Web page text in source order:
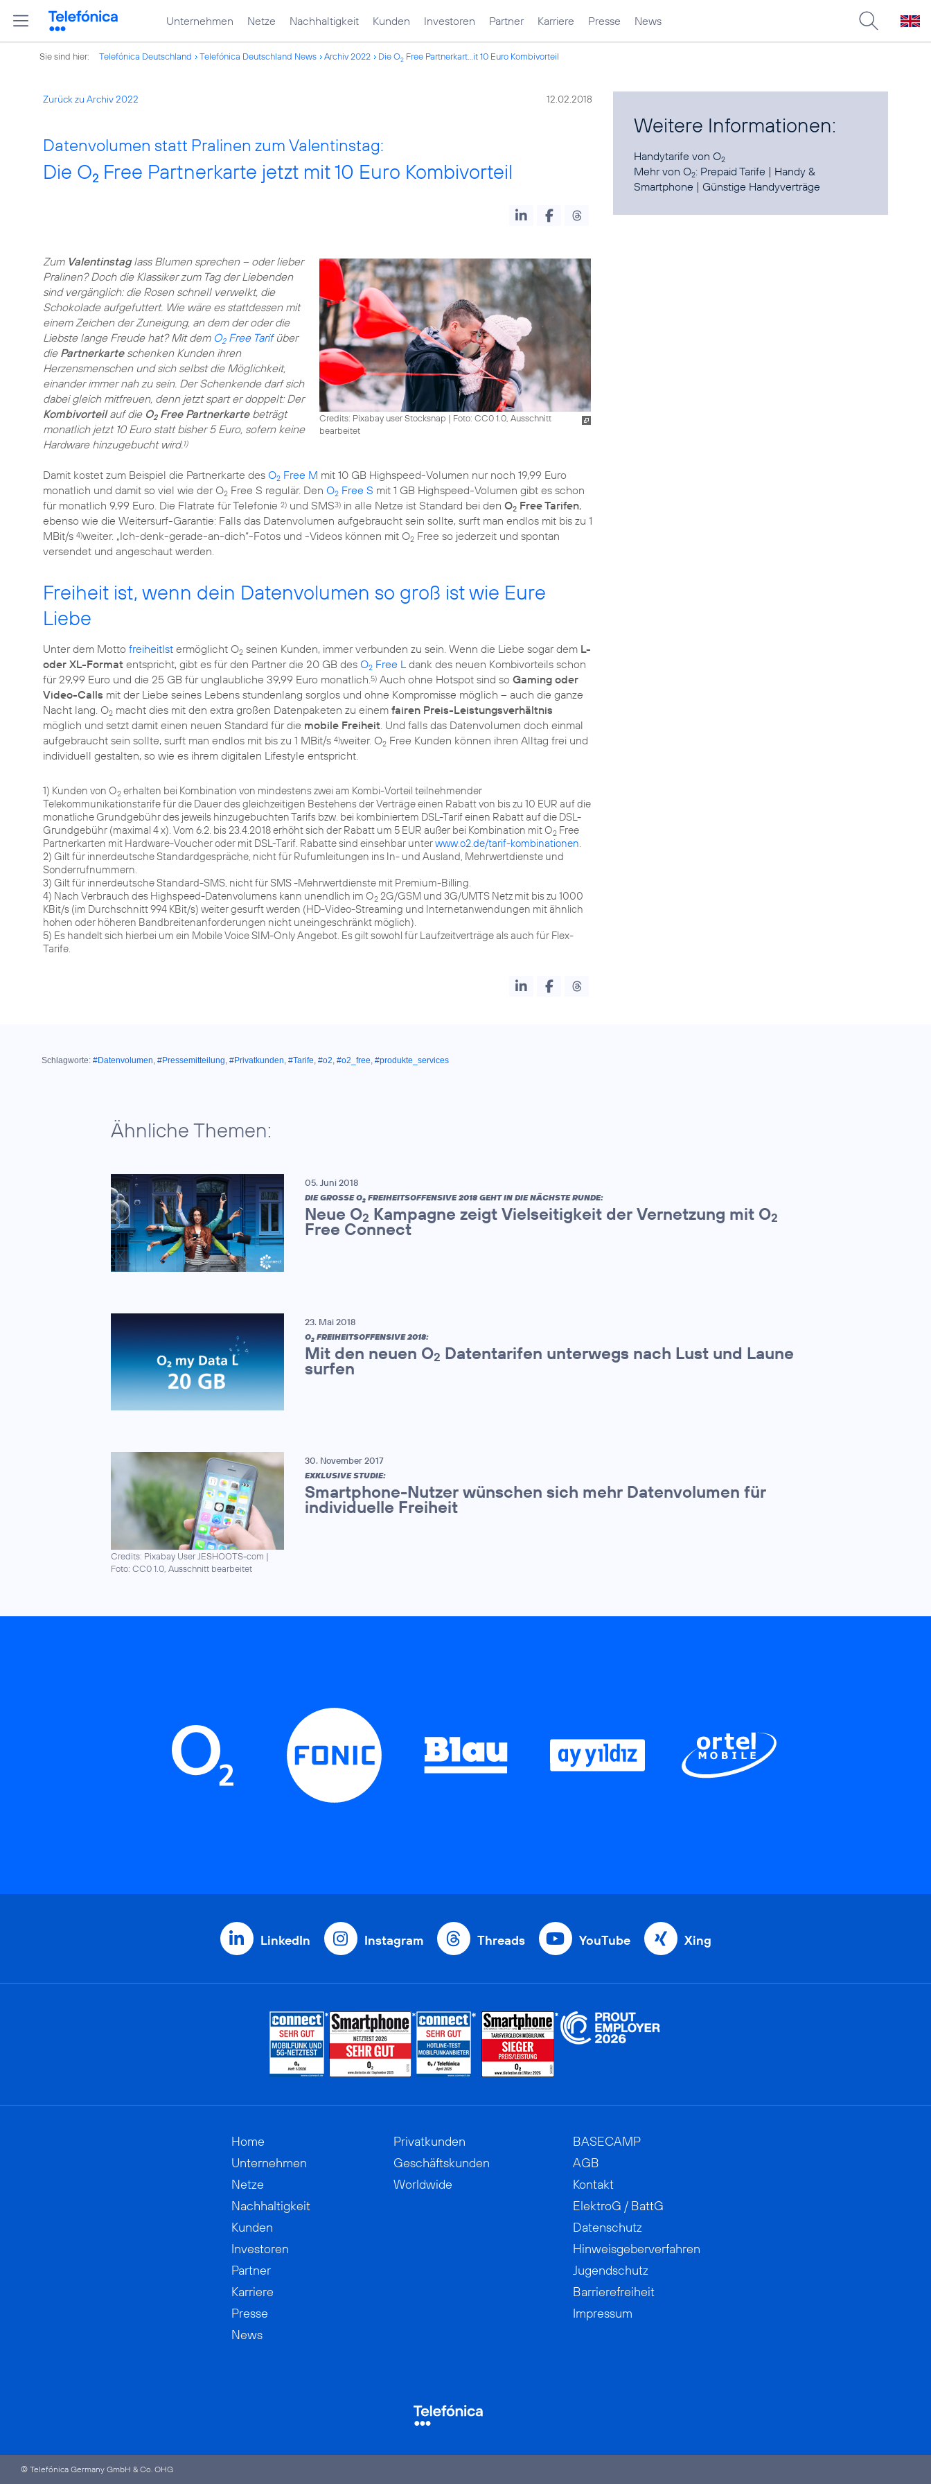
Unternehmen Netze Nachhaltigkeit Kunden Investoren Partner Karriere Presse News
Sie sind hier: Telefónica Deutschland Telefónica Deutschland News Archiv 2022 Die O2 Free Partnerkart...it 10 Euro Kombivorteil
Zurück zu Archiv 2022 12.02.2018
Datenvolumen statt Pralinen zum Valentinstag:
Die O2 Free Partnerkarte jetzt mit 10 Euro Kombivorteil
Credits: Pixabay user Stocksnap | Foto: CC0 1.0, Ausschnitt
bearbeitet
Zum Valentinstaglass Blumen sprechen – oder lieber
Pralinen? Doch die Klassiker zum Tag der Liebenden
sind vergänglich: die Rosen schnell verwelkt, die
Schokolade aufgefuttert. Wie wäre es stattdessen mit
einem Zeichen der Zuneigung, an dem der oder die
Liebste lange Freude hat? Mit dem O2Free Tarifüber
die Partnerkarteschenken Kunden ihren
Herzensmenschen und sich selbst die Möglichkeit,
einander immer nah zu sein. Der Schenkende darf sich
dabei gleich mitfreuen, denn jetzt spart er doppelt: Der
Kombivorteilauf dieO2Free Partnerkartebeträgt
monatlich jetzt 10 Euro statt bisher 5 Euro, sofern keine
Hardware hinzugebucht wird.1)
Damit kostet zum Beispiel die Partnerkarte des O2 Free M mit 10 GB Highspeed-Volumen nur noch 19,99 Euro
monatlich und damit so viel wie der O2 Free S regulär. Den O2 Free S mit 1 GB Highspeed-Volumen gibt es schon
für monatlich 9,99 Euro. Die Flatrate für Telefonie 2) und SMS3) in alle Netze ist Standard bei den O2 Free Tarifen,
ebenso wie die Weitersurf-Garantie: Falls das Datenvolumen aufgebraucht sein sollte, surft man endlos mit bis zu 1
MBit/s 4)weiter. „Ich-denk-gerade-an-dich“-Fotos und -Videos können mit O2 Free so jederzeit und spontan
versendet und angeschaut werden.
Freiheit ist, wenn dein Datenvolumen so groß ist wie Eure
Liebe
Unter dem Motto freiheitIst ermöglicht O2 seinen Kunden, immer verbunden zu sein. Wenn die Liebe sogar dem L-
oder XL-Format entspricht, gibt es für den Partner die 20 GB des O2 Free Ldank des neuen Kombivorteils schon
für 29,99 Euro und die 25 GB für unglaubliche 39,99 Euro monatlich.5) Auch ohne Hotspot sind so Gaming oder
Video-Calls mit der Liebe seines Lebens stundenlang sorglos und ohne Kompromisse möglich – auch die ganze
Nacht lang. O2 macht dies mit den extra großen Datenpaketen zu einem fairen Preis-Leistungsverhältnis
möglich und setzt damit einen neuen Standard für die mobile Freiheit. Und falls das Datenvolumen doch einmal
aufgebraucht sein sollte, surft man endlos mit bis zu 1 MBit/s 4)weiter. O2 Free Kunden können ihren Alltag frei und
individuell gestalten, so wie es ihrem digitalen Lifestyle entspricht.
1) Kunden von O2 erhalten bei Kombination von mindestens zwei am Kombi-Vorteil teilnehmender
Telekommunikationstarife für die Dauer des gleichzeitigen Bestehens der Verträge einen Rabatt von bis zu 10 EUR auf die
monatliche Grundgebühr des jeweils hinzugebuchten Tarifs bzw. bei kombiniertem DSL-Tarif einen Rabatt auf die DSL-
Grundgebühr (maximal 4 x). Vom 6.2. bis 23.4.2018 erhöht sich der Rabatt um 5 EUR außer bei Kombination mit O2 Free
Partnerkarten mit Hardware-Voucher oder mit DSL-Tarif. Rabatte sind einsehbar unterwww.o2.de/tarif-kombinationen.
2) Gilt für innerdeutsche Standardgespräche, nicht für Rufumleitungen ins In- und Ausland, Mehrwertdienste und
Sonderrufnummern.
3) Gilt für innerdeutsche Standard-SMS, nicht für SMS -Mehrwertdienste mit Premium-Billing.
4) Nach Verbrauch des Highspeed-Datenvolumens kann unendlich im O2 2G/GSM und 3G/UMTS Netz mit bis zu 1000
KBit/s (im Durchschnitt 994 KBit/s) weiter gesurft werden (HD-Video-Streaming und Internetanwendungen mit ähnlich
hohen oder höheren Bandbreitenanforderungen nicht uneingeschränkt möglich).
5) Es handelt sich hierbei um ein Mobile Voice SIM-Only Angebot. Es gilt sowohl für Laufzeitverträge als auch für Flex-
Tarife.
Weitere Informationen:
Handytarife von O2
Mehr von O2: Prepaid Tarife | Handy &
Smartphone |Günstige Handyverträge
Schlagworte: #Datenvolumen, #Pressemitteilung, #Privatkunden, #Tarife, #o2, #o2_free, #produkte_services
Ähnliche Themen:
05. Juni 2018
DIE GROSSE O 2 FREIHEITSOFFENSIVE 2018 GEHT IN DIE NÄCHSTE RUNDE:
Neue O2 Kampagne zeigt Vielseitigkeit der Vernetzung mit O2
Free Connect
23. Mai 2018
O2 FREIHEITSOFFENSIVE 2018:
Mit den neuen O2 Datentarifen unterwegs nach Lust und Laune
surfen
Credits: Pixabay User JESHOOTS-com |
Foto: CC0 1.0, Ausschnitt bearbeitet
30. November 2017
EXKLUSIVE STUDIE:
Smartphone-Nutzer wünschen sich mehr Datenvolumen für
individuelle Freiheit
LinkedIn Instagram Threads YouTube Xing
Home
Unternehmen
Netze
Nachhaltigkeit
Kunden
Investoren
Partner
Karriere
Presse
News
Privatkunden
Geschäftskunden
Worldwide
BASECAMP
AGB
Kontakt
ElektroG / BattG
Datenschutz
Hinweisgeberverfahren
Jugendschutz
Barrierefreiheit
Impressum
© Telefónica Germany GmbH & Co. OHG